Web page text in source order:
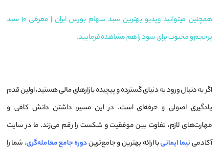
همچنین میتوانید ویدیو بهترین سبد سهام بورس ایران | معرفی ۱۰ سبد
پرحجم و محبوب برای سود را هم مشاهده فرمایید.
اگر به دنبال ورود به دنیای گسترده و پیچیده بازارهای مالی هستید، اولین قدم
یادگیری اصولی و حرفه‌ای است. در این مسیر، داشتن دانش کافی و
مهارت‌های لازم، تفاوت بین موفقیت و شکست را رقم می‌زند. ما در سایت
آکادمینیما ایمانیبا ارائه بهترین و جامع‌تریندوره جامع معامله‌گری، شما را